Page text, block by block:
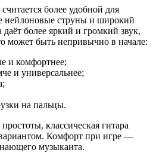
более удобной для
нейлоновые струны и широкий
более яркий и громкий звук,
может быть непривычно в начале:
и комфортнее;
и универсальнее;
на пальцы.
классическая гитара
Комфорт при игре —
музыканта.